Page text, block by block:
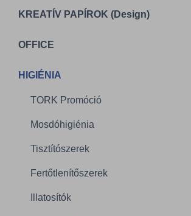
KREATÍV PAPÍROK (Design)
OFFICE
HIGIÉNIA
TORK Promóció
Mosdóhigiénia
Tisztítószerek
Fertőtlenítőszerek
Illatosítók